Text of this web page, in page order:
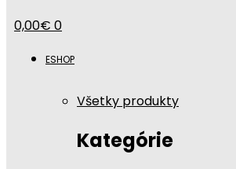
0,00€ 0
ESHOP
Všetky produkty
Kategórie